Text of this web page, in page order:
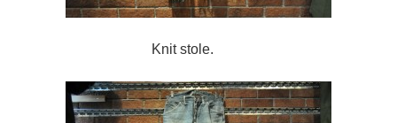
Knit stole.